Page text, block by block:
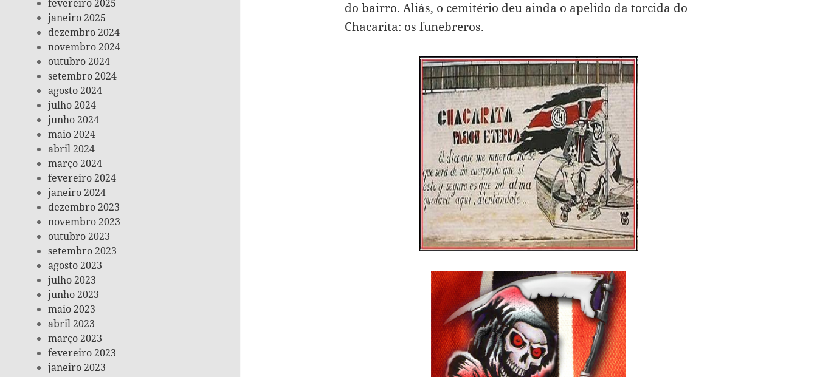
fevereiro 2025
janeiro 2025
dezembro 2024
novembro 2024
outubro 2024
setembro 2024
agosto 2024
julho 2024
junho 2024
maio 2024
abril 2024
março 2024
fevereiro 2024
janeiro 2024
dezembro 2023
novembro 2023
outubro 2023
setembro 2023
agosto 2023
julho 2023
junho 2023
maio 2023
abril 2023
março 2023
fevereiro 2023
janeiro 2023
do bairro. Aliás, o cemitério deu ainda o apelido da torcida do
Chacarita: os funebreros.